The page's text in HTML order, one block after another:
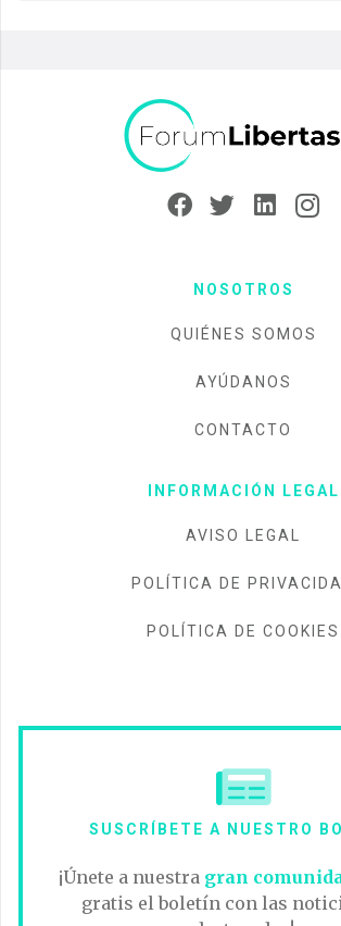
NOSOTROS
QUIÉNES SOMOS
AYÚDANOS
CONTACTO
INFORMACIÓN LEGAL
AVISO LEGAL
POLÍTICA DE
POLÍTICA DE COOKIES
SUSCRÍBETE A NUESTRO
¡Únete a nuestra gran
gratis el boletín con las